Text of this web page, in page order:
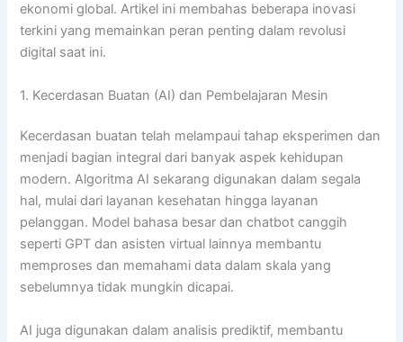
ekonomi global. Artikel ini membahas beberapa inovasi
terkini yang memainkan peran penting dalam revolusi
digital saat ini.
1. Kecerdasan Buatan (AI) dan Pembelajaran Mesin
Kecerdasan buatan telah melampaui tahap eksperimen dan
menjadi bagian integral dari banyak aspek kehidupan
modern. Algoritma AI sekarang digunakan dalam segala
hal, mulai dari layanan kesehatan hingga layanan
pelanggan. Model bahasa besar dan chatbot canggih
seperti GPT dan asisten virtual lainnya membantu
memproses dan memahami data dalam skala yang
sebelumnya tidak mungkin dicapai.
AI juga digunakan dalam analisis prediktif, membantu